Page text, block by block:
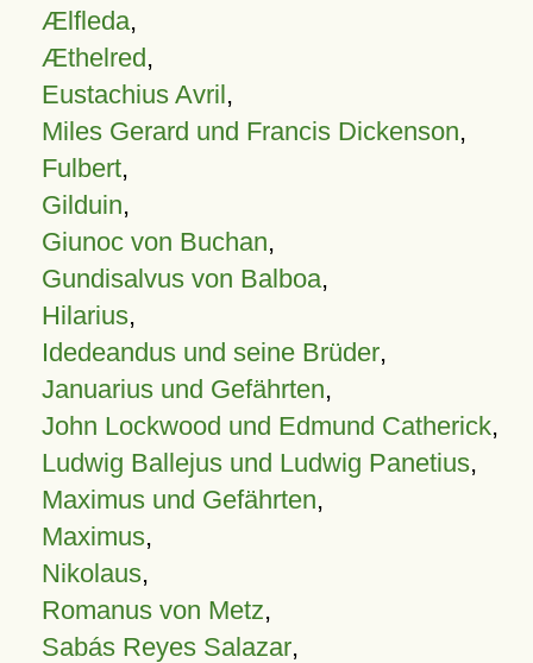
Ælfleda,
Æthelred,
Eustachius Avril,
Miles Gerard und Francis Dickenson,
Fulbert,
Gilduin,
Giunoc von Buchan,
Gundisalvus von Balboa,
Hilarius,
Idedeandus und seine Brüder,
Januarius und Gefährten,
John Lockwood und Edmund Catherick,
Ludwig Ballejus und Ludwig Panetius,
Maximus und Gefährten,
Maximus,
Nikolaus,
Romanus von Metz,
Sabás Reyes Salazar,